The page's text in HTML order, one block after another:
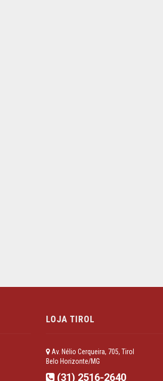
LOJA TIROL
Av. Nélio Cerqueira, 705, Tirol
Belo Horizonte/MG
(31) 2516-2640